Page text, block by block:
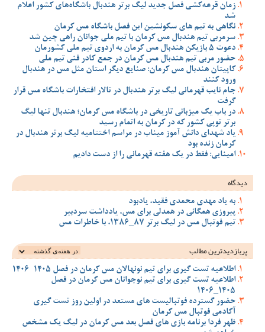
زمان قرعه‌کشی فصل جدید لیگ برتر هندبال باشگاه‌های کشور اعلام
شد
نگاهی به تیم های سکونشین این فصل باشگاه مس کرمان
سرمربی تیم هندبال مس کرمان با تیم ملی جوانان راهی چین شد
دعوت 5 بازیکن هندبال مس کرمان به اردوی تیم ملی کشورمان
حضور مربی تیم هندبال مس کرمان در جمع کادر فنی تیم ملی
کاپیتان هندبال مس کرمان: صنایع دیگر استان مثل مس در هندبال
ورود کنند
جام نایب قهرمانی لیگ برتر هندبال در تالار افتخارات باشگاه مس قرار
گرفت
در باب یک میزبانی تاریخی در باشگاه مس کرمان؛ هندبال تنها لیگ
برتر توپی کشور که در کرمان به اتمام رسید
یاد شهدای دانش آموز میناب در مراسم اختتامیه لیگ برتر هندبال در
کرمان زنده بود
امینایی: فقط در یک هفته قهرمانی را از دست دادیم
دیدگاه
به یاد مهدی محمدی فقید، یادبود
پیروزی همگانی در همدلی برای مس، یادداشت سردبیر
تیم فوتبال مس در لیگ برتر 87_1386، با خاطرات مس
پربازدیدترین‌ مطالب
اطلاعیه تست گیری برای تیم نونهالان مس کرمان در فصل 1405-1406
اطلاعیه تست گیری برای تیم نوجوانان مس کرمان در فصل
1405_1406
حضور گسترده فوتبالیست های مستعد در اولین روز تست گیری
آکادمی فوتبال مس کرمان
ظهر فردا برنامه بازی های فصل بعد مس کرمان در لیگ یک مشخص